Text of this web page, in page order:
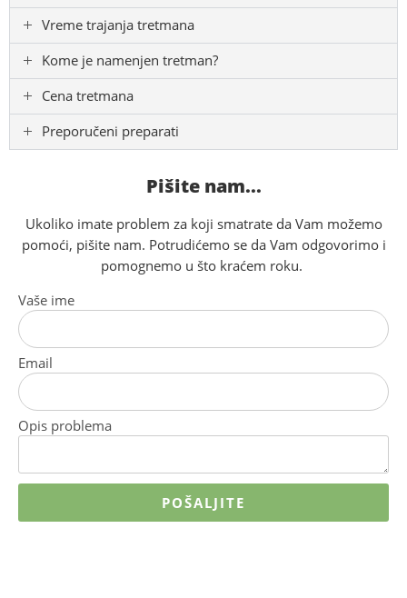
Vreme trajanja tretmana
Kome je namenjen tretman?
Cena tretmana
Preporučeni preparati
Pišite nam...
Ukoliko imate problem za koji smatrate da Vam možemo
pomoći, pišite nam. Potrudićemo se da Vam odgovorimo i
pomognemo u što kraćem roku.
Vaše ime
Email
Opis problema
POŠALJITE